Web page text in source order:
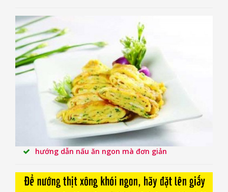
hướng dẫn nấu ăn ngon mà đơn giản